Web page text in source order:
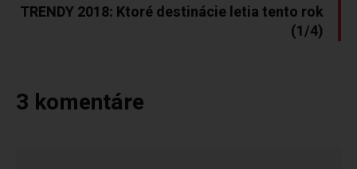
TRENDY 2018: Ktoré destinácie letia tento rok
(1/4)
3 komentáre